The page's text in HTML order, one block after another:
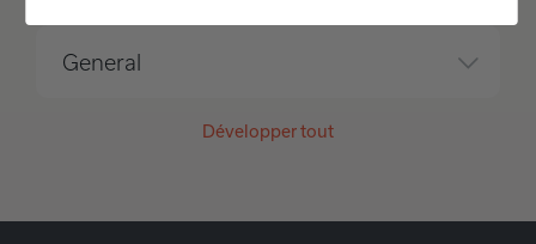
General
Développer tout